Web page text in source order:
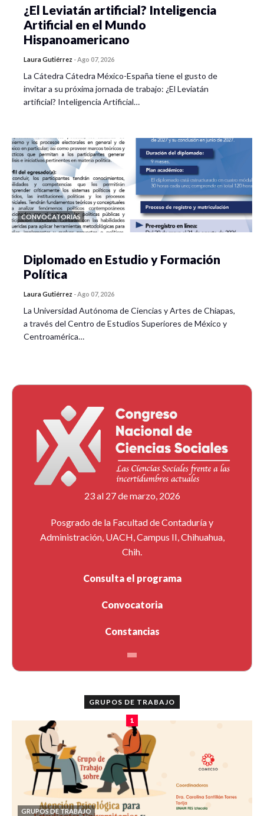
¿El Leviatán artificial? Inteligencia
Artificial en el Mundo
Hispanoamericano
Laura Gutiérrez -Ago 07, 2026
La Cátedra Cátedra México-España tiene el gusto de
invitar a su próxima jornada de trabajo: ¿El Leviatán
artificial? Inteligencia Artificial…
CONVOCATORIAS
Diplomado en Estudio y Formación
Política
Laura Gutiérrez -Ago 07, 2026
La Universidad Autónoma de Ciencias y Artes de Chiapas,
a través del Centro de Estudios Superiores de México y
Centroamérica…
23 al 27 de marzo, 2026
Posgrado de la Facultad de Contaduría y
Administración, UACH, Campus II, Chihuahua,
Chih.
Consulta el programa
Convocatoria
Constancias
GRUPOS DE TRABAJO
1
GRUPOS DE TRABAJO